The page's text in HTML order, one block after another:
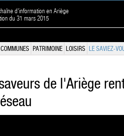
d'information en Ariège
du 31 mars 2015
COMMUNES PATRIMOINE LOISIRS LE SAVIEZ-
de l'Ariège